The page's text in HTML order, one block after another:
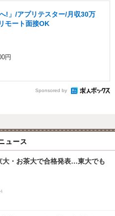
!」/アプリテスター/月収30万
モート面接OK
円
Sponsored by
ュース
大・お茶大で合格発表…東大でも